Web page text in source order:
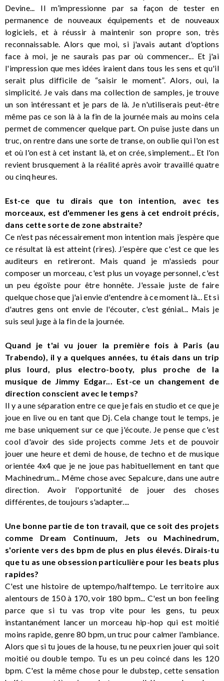
Devine... Il m’impressionne par sa façon de tester en
permanence de nouveaux équipements et de nouveaux
logiciels, et à réussir à maintenir son propre son, très
reconnaissable. Alors que moi, si j'avais autant d'options
face à moi, je ne saurais pas par où commencer... Et j'ai
l'impression que mes idées iraient dans tous les sens et qu'il
serait plus difficile de “saisir le moment”. Alors, oui, la
simplicité. Je vais dans ma collection de samples, je trouve
un son intéressant et je pars de là. Je n'utiliserais peut-être
même pas ce son là à la fin de la journée mais au moins cela
permet de commencer quelque part. On puise juste dans un
truc, on rentre dans une sorte de transe, on oublie qui l'on est
et où l'on est à cet instant là, et on crée, simplement... Et l'on
revient brusquement à la réalité après avoir travaillé quatre
ou cinq heures.
Est-ce que tu dirais que ton intention, avec tes
morceaux, est d'emmener les gens à cet endroit précis,
dans cette sorte de zone abstraite?
Ce n'est pas nécessairement mon intention mais j’espère que
ce résultat là est atteint (rires). J’espère que c'est ce que les
auditeurs en retireront. Mais quand je m'assieds pour
composer un morceau, c'est plus un voyage personnel, c'est
un peu égoïste pour être honnête. J'essaie juste de faire
quelque chose que j'ai envie d'entendre à ce moment là... Et si
d'autres gens ont envie de l'écouter, c'est génial... Mais je
suis seul juge à la fin de la journée.
Quand je t'ai vu jouer la première fois à Paris (au
Trabendo), il y a quelques années, tu étais dans un trip
plus lourd, plus electro-booty, plus proche de la
musique de Jimmy Edgar... Est-ce un changement de
direction conscient avec le temps?
Il y a une séparation entre ce que je fais en studio et ce que je
joue en live ou en tant que Dj. Cela change tout le temps, je
me base uniquement sur ce que j'écoute. Je pense que c'est
cool d'avoir des side projects comme Jets et de pouvoir
jouer une heure et demi de house, de techno et de musique
orientée 4x4 que je ne joue pas habituellement en tant que
Machinedrum... Même chose avec Sepalcure, dans une autre
direction. Avoir l'opportunité de jouer des choses
différentes, de toujours s'adapter....
Une bonne partie de ton travail, que ce soit des projets
comme Dream Continuum, Jets ou Machinedrum,
s'oriente vers des bpm de plus en plus élevés. Dirais-tu
que tu as une obsession particulière pour les beats plus
rapides?
C'est une histoire de uptempo/halftempo. Le territoire aux
alentours de 150 à 170, voir 180 bpm... C'est un bon feeling
parce que si tu vas trop vite pour les gens, tu peux
instantanément lancer un morceau hip-hop qui est moitié
moins rapide, genre 80 bpm, un truc pour calmer l'ambiance.
Alors que si tu joues de la house, tu ne peux rien jouer qui soit
moitié ou double tempo. Tu es un peu coincé dans les 120
bpm. C'est la même chose pour le dubstep, cette sensation